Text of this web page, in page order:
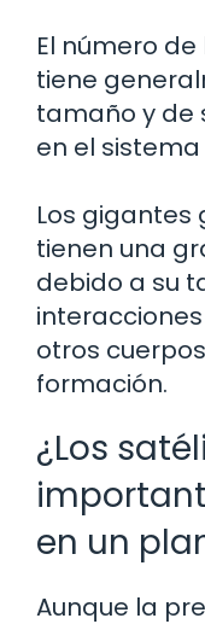
El número
tiene
tamaño y de
en el sistema
Los gigantes
tienen una
debido a su
otros
formación.
¿Los
en un
Aunque la